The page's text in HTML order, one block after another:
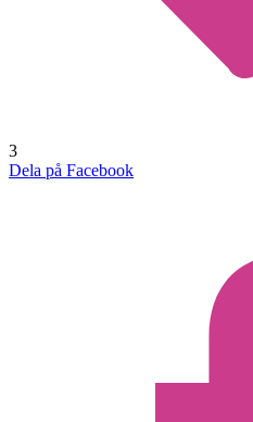
3
Dela på Facebook